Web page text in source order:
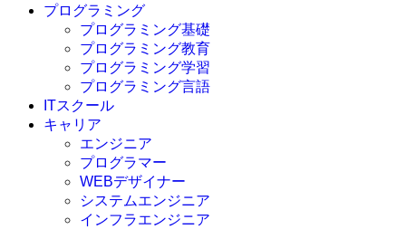
プログラミング
プログラミング基礎
プログラミング教育
プログラミング学習
プログラミング言語
C言語
C#
VBA
Go言語
Kotlin
Java
ITスクール
キャリア
エンジニア
プログラマー
WEBデザイナー
システムエンジニア
インフラエンジニア